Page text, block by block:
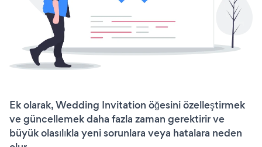
Ek olarak, Wedding Invitation öğesini özelleştirmek
ve güncellemek daha fazla zaman gerektirir ve
büyük olasılıkla yeni sorunlara veya hatalara neden